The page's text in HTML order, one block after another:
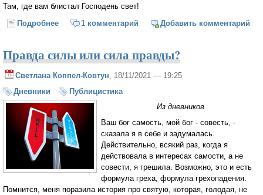
Там, где вам блистал Господень свет!
Подробнее о Тараторил в церкви поп привычно
1 комментарий Добавить комментарий
Правда силы или сила правды?
Светлана Коппел-Ковтун , 18/11/2021 — 19:25
Дневники
Публицистика
Из дневников
Ваш бог самость, мой бог - совесть, -
сказала я в себе и задумалась.
Действительно, всякий раз, когда я
действовала в интересах самости, а не
совести, я грешила. Возможно, это и есть
формула греха, формула грехопадения.
Помнится, меня поразила история про святую, которая, голодая, не